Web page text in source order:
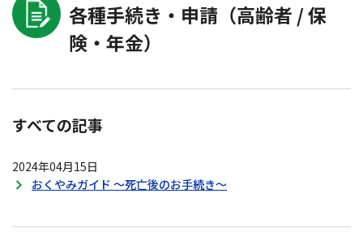
各種手続き・申請（高齢者 / 保
険・年金）
すべての記事
2024年04月15日
おくやみガイド ～死亡後のお手続き～